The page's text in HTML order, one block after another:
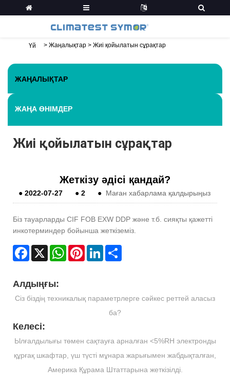
Үй > Жаңалықтар > Жиі қойылатын сұрақтар
ЖАҢАЛЫҚТАР
ЖАҢА ӨНІМДЕР
Жиі қойылатын сұрақтар
Жеткізу әдісі қандай?
●2022-07-27 ●2 ● Маған хабарлама қалдырыңыз
Біз тауарларды CIF FOB EXW DDP және т.б. сияқты қажетті
инкотерминдер бойынша жеткіземіз.
Facebook
X WhatsAppPinterestLinkedIn
Алдыңғы:
Сіз біздің техникалық параметрлерге сәйкес реттей аласыз
ба?
Келесі:
Ылғалдылығы төмен сақтауға арналған <5%RH электронды
құрғақ шкафтар, үш түсті мұнара жарығымен жабдықталған,
Америка Құрама Штаттарына жеткізілді.